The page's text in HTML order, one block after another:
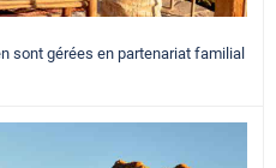
sont gérées en partenariat familial